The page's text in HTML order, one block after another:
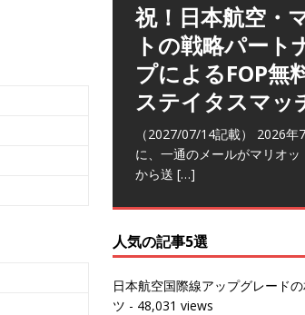
祝！日本航空・
トの戦略パート
プによるFOP無
ステイタスマッ
（2027/07/14記載） 2026年
に、一通のメールがマリオッ
から送 […]
ラウンジ 華 那
(2026/05)
（2026/06/07記載） 2026年5
に那覇を訪れた際に利用した
ウンジ
[…]
人気の記事5選
日本航空国際線アップグレード
ツ - 48,031 views